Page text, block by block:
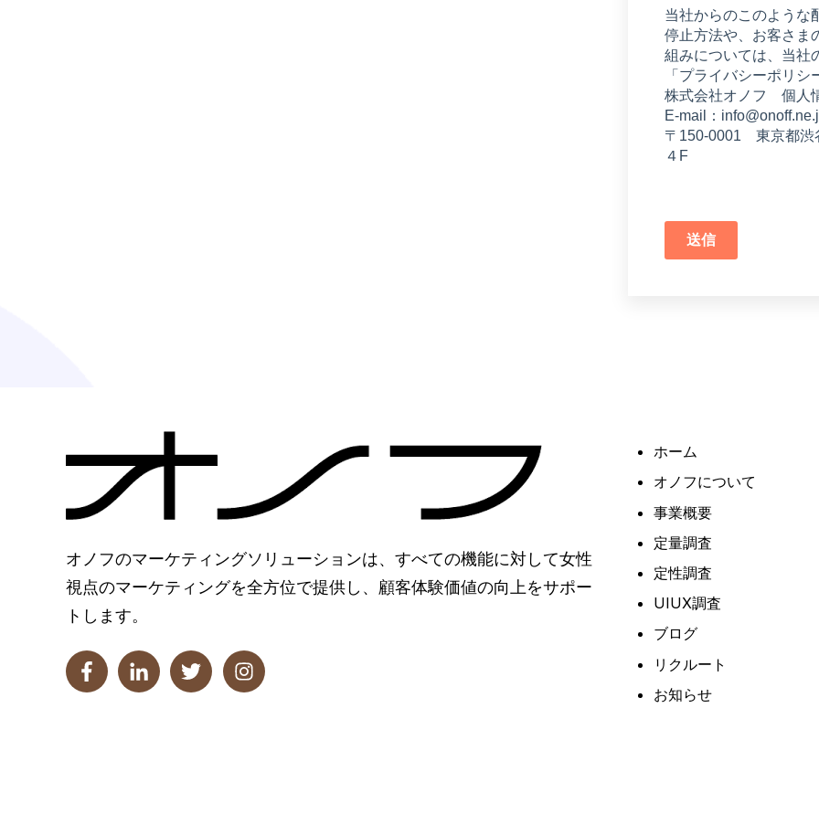
当社からのこのような
停止方法や、お客さま
組みについては、当社
「プライバシーポリ
株式会社オノフ 個人
E-mail：
〒150-0001 東京都渋
４F
送信
オノフのマーケティングソリューションは、すべての機能に対して女性
視点のマーケティングを全方位で提供し、顧客体験価値の向上をサポー
トします。
ホーム
オノフについて
事業概要
定量調査
定性調査
UIUX調査
ブログ
リクルート
お知らせ